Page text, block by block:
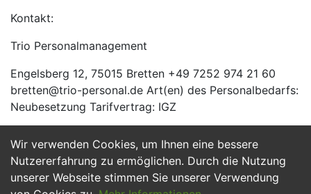
Wir verwenden Cookies, um Ihnen eine bessere
Nutzererfahrung zu ermöglichen. Durch die Nutzung
unserer Webseite stimmen Sie unserer Verwendung
Kontakt:
Trio Personalmanagement
Engelsberg 12, 75015 Bretten +49 7252 974 21 60
bretten@trio-personal.de Art(en) des Personalbedarfs:
Neubesetzung Tarifvertrag: IGZ
Jetzt Bewerben